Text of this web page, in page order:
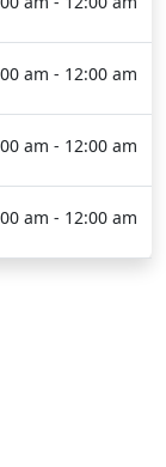
am - 12:00 am
am - 12:00 am
am - 12:00 am